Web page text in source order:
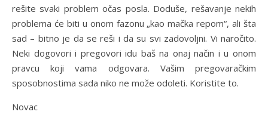
rešite svaki problem očas posla. Doduše, rešavanje nekih
problema će biti u onom fazonu „kao mačka repom“, ali šta
sad – bitno je da se reši i da su svi zadovoljni. Vi naročito.
Neki dogovori i pregovori idu baš na onaj način i u onom
pravcu koji vama odgovara. Vašim pregovaračkim
sposobnostima sada niko ne može odoleti. Koristite to.
Novac